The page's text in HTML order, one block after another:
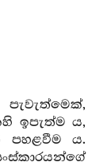
ඉපැත්ම ය,
පහළවීම ය.